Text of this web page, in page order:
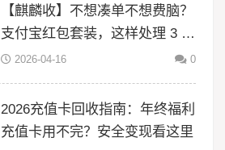
【麒麟收】不想凑单不想费脑？
支付宝红包套装，这样处理 3 分
钟搞定
2026-04-16 0
2026充值卡回收指南：年终福利
充值卡用不完？安全变现看这里